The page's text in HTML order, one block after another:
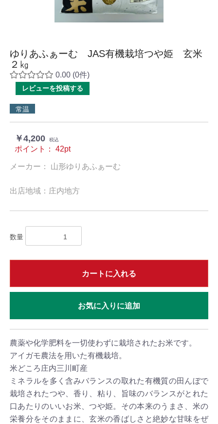
ゆりあふぁーむ JAS有機栽培つや姫 玄米
２㎏
0.00 (0件)
レビューを投稿する
常温
￥4,200 税込
ポイント： 42pt
メーカー： 山形ゆりあふぁーむ
出店地域：庄内地方
数量
カートに入れる
お気に入りに追加
農薬や化学肥料を一切使わずに栽培されたお米です。
アイガモ農法を用いた有機栽培。
米どころ庄内三川町産
ミネラルを多く含みバランスの取れた有機質の田んぼで
栽培されたつや、香り、粘り、旨味のバランスがとれた
口あたりのいいお米、つや姫。その本来のうまさ、米の
栄養分をそのままに、玄米の香ばしさと絶妙な甘味をぜ